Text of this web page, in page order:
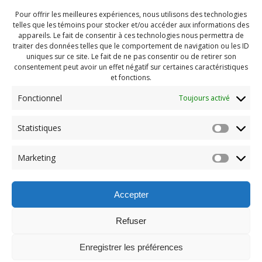
Pour offrir les meilleures expériences, nous utilisons des technologies
telles que les témoins pour stocker et/ou accéder aux informations des
appareils. Le fait de consentir à ces technologies nous permettra de
traiter des données telles que le comportement de navigation ou les ID
uniques sur ce site. Le fait de ne pas consentir ou de retirer son
consentement peut avoir un effet négatif sur certaines caractéristiques
et fonctions.
Fonctionnel Toujours activé
Statistiques
Marketing
Accepter
Refuser
Enregistrer les préférences
Navigation
de
l'article
Previous
Party -fin d’été 2020 (55)
© 2026 Maison des Jeunes de Boucherville.